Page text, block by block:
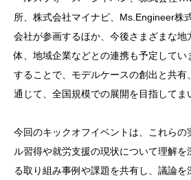
所、株式会社マイナビ、Ms.Engineer株
会社が参画するほか、今後さまざまな地
体、地域企業などとの連携も予定して
することで、モデルケースの創出と共有
通じて、全国規模での展開を目指してま
今回のキックオフイベントは、これらの
ル習得や就労支援の現状について理解
る取り組み事例や課題を共有し、議論